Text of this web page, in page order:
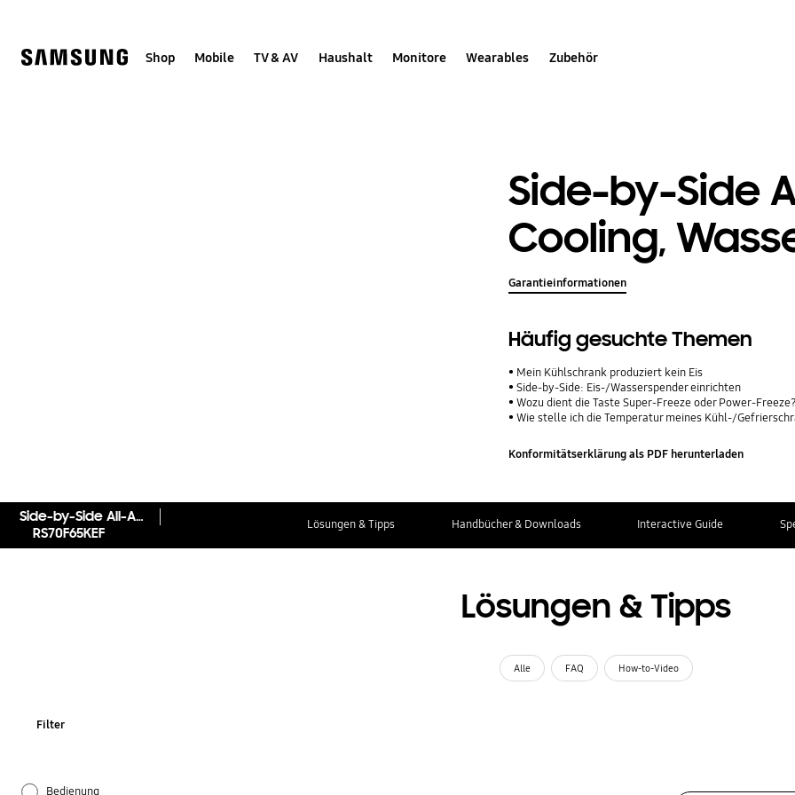
help
Shop Mobile TV & AV Haushalt Monitore Wearables Zubehör
Side-by-Side
Cooling,
Garantieinformationen
Häufig gesuchte Themen
Mein Kühlschrank produziert kein Eis
Side-by-Side: Eis-/Wasserspender einrichten
Wozu dient die Taste Super-Freeze oder Power-
Wie stelle ich die Temperatur meines Kühl-/
Konformitätserklärung als PDF herunterladen
Side-by-Side All-Around-Cooling, Wassertank 640L
RS70F65KEF
Lösungen & Tipps Handbücher & Downloads Interactive Guide
Lösungen & Tipps
Alle FAQ How-to-Video
Filter
Bedienung